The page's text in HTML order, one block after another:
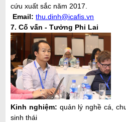
cứu xuất sắc năm 2017.
Email:thu.dinh@icafis.vn
7. Cố vấn - Tưởng Phi Lai
Kinh nghiệm: quản lý nghề cá,
sinh thái